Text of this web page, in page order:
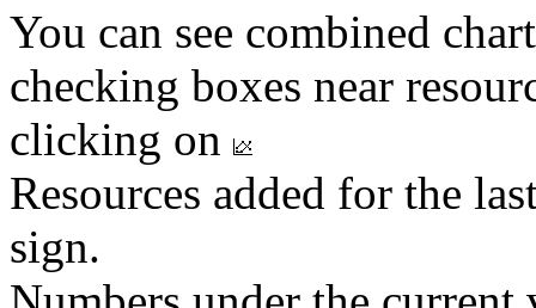
You can see combined
checking boxes near
clicking on
Resources added for the
sign.